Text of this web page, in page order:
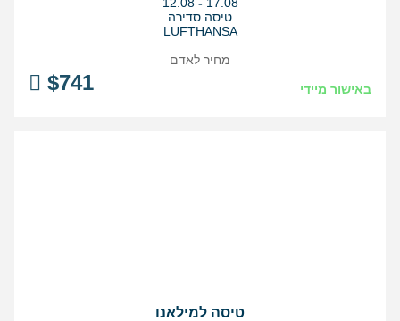
התאריכים,
טיסה סדירה
LUFTHANSA
באישור מיידי $741
מחיר לאדם
טיסה למילאנו